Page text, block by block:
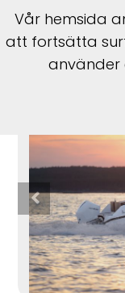
Vår hemsida
att fortsätta
använder